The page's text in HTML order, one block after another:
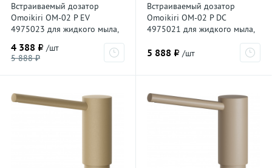
Встраиваемый дозатор
Omoikiri OM-02 P EV
4975023 для жидкого мыла,
4 388 ₽ /шт
5 888 ₽
Встраиваемый дозатор
Omoikiri OM-02 P DC
4975021 для жидкого мыла,
5 888 ₽ /шт